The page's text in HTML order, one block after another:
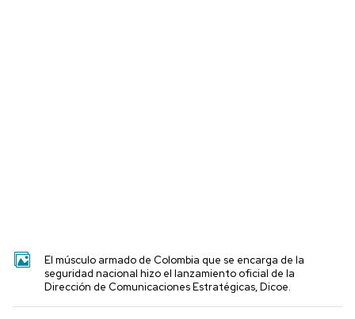
El músculo armado de Colombia que se encarga de la
seguridad nacional hizo el lanzamiento oficial de la
Dirección de Comunicaciones Estratégicas, Dicoe.